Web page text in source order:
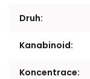
Druh:
Kanabinoid:
Koncentrace: